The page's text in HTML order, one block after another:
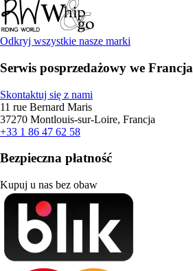
Odkryj wszystkie nasze marki
Serwis posprzedażowy we Francja
Skontaktuj się z nami
11 rue Bernard Maris
37270 Montlouis-sur-Loire, Francja
+33 1 86 47 62 58
Bezpieczna płatność
Kupuj u nas bez obaw